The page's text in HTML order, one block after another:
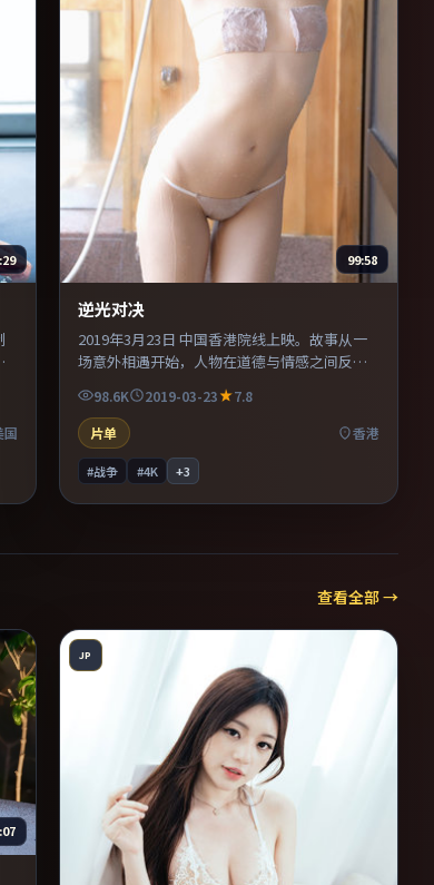
国
99:58
逆光对决
2019年3月23日 中国香港院线上映。故事从一
场意外相遇开始，人物在道德与情感之间反复
拉扯。美术与服化道还原年代氛围，为人物动
机提供可信支撑。既有类型片爽感，也保留作
者表达，口碑潜力不俗。
98.6K 2019-03-23
7.8
片单
香港
#战争 #4K +3
查看全部 →
JP